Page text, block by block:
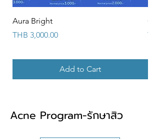
Aura Bright
Price
THB 3,000.00
Add to Cart
Price
Acne Program-รักษาสิว